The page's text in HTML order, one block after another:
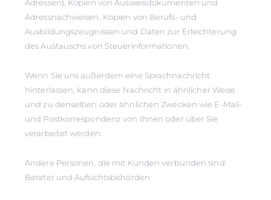
Adressen), Kopien von Ausweisdokumenten und
Adressnachweisen, Kopien von Berufs- und
Ausbildungszeugnissen und Daten zur Erleichterung
des Austauschs von Steuerinformationen.
Wenn Sie uns außerdem eine Sprachnachricht
hinterlassen, kann diese Nachricht in ähnlicher Weise
und zu denselben oder ähnlichen Zwecken wie E-Mail-
und Postkorrespondenz von Ihnen oder über Sie
verarbeitet werden.
Andere Personen, die mit Kunden verbunden sind:
Berater und Aufsichtsbehörden